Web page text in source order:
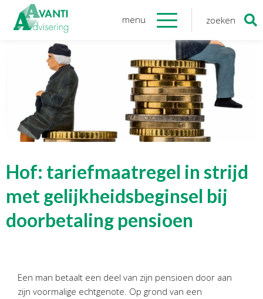
menu zoeken
Organisatie
Onze medewerkers
NOAB gecertificeerd
Algemene verordening
gegevensbescherming
Sponsoring
Onzediensten
Financiele Administratie
Bedrijfseconomisch advies
Zoeken
Hof: tariefmaatregel in strijd
met gelijkheidsbeginsel bij
doorbetaling pensioen
Een man betaalt een deel van zijn pensioen door aan
zijn voormalige echtgenote. Op grond van een